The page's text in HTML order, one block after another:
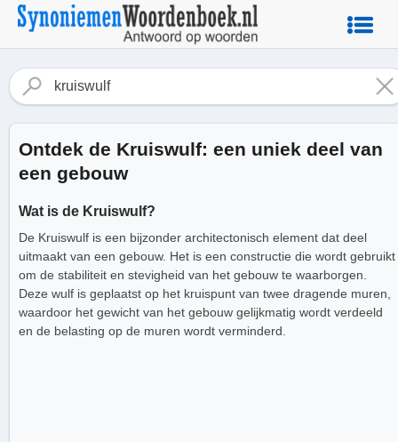
Ontdek de Kruiswulf: een uniek deel van
een gebouw
Wat is de Kruiswulf?
De Kruiswulf is een bijzonder architectonisch element dat deel
uitmaakt van een gebouw. Het is een constructie die wordt gebruikt
om de stabiliteit en stevigheid van het gebouw te waarborgen.
Deze wulf is geplaatst op het kruispunt van twee dragende muren,
waardoor het gewicht van het gebouw gelijkmatig wordt verdeeld
en de belasting op de muren wordt verminderd.